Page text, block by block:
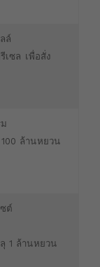
ล์
เซล เพื่อสั่ง
ล้านหยวน
ต์
1 ล้านหยวน